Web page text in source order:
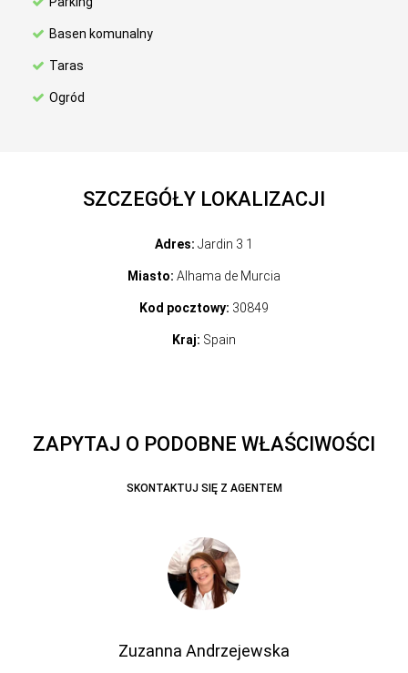
Basen komunalny
Taras
Ogród
SZCZEGÓŁY LOKALIZACJI
Adres: Jardin 3 1
Miasto: Alhama de Murcia
Kod pocztowy: 30849
Kraj: Spain
ZAPYTAJ O PODOBNE WŁAŚCIWOŚCI
SKONTAKTUJ SIĘ Z AGENTEM
Zuzanna Andrzejewska